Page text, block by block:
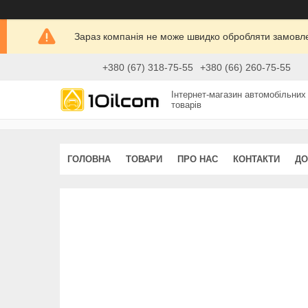
Зараз компанія не може швидко обробляти
+380 (67) 318-75-55 +380 (66) 260-75-55
Інтернет-магазин автомобільних
товарів
ГОЛОВНА ТОВАРИ ПРО НАС КОНТАКТИ